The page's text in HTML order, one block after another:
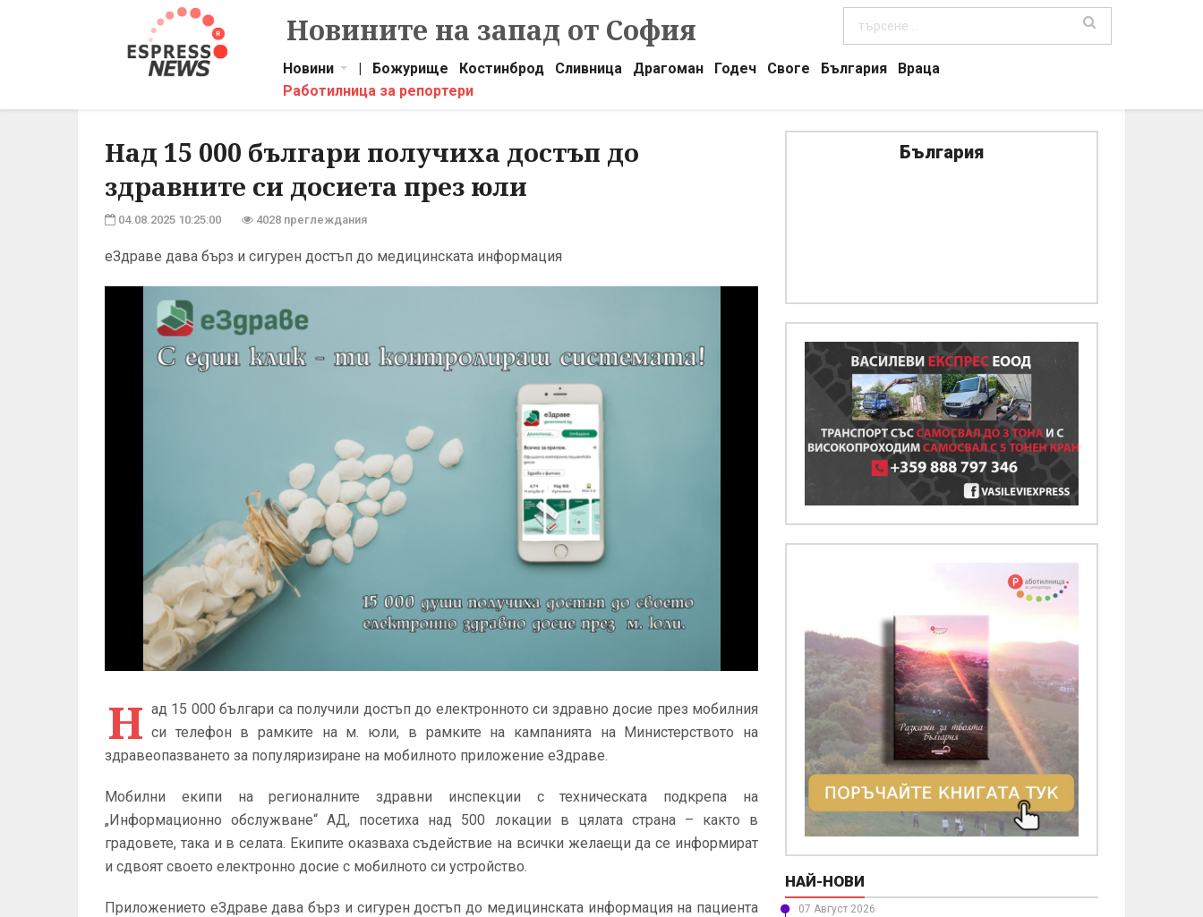
Новините на запад от София
Новини | Божурище Костинброд Сливница Драгоман Годеч Своге България
Враца
Работилница за репортери
Над 15 000 българи получиха достъп до
здравните си досиета през юли
04.08.2025 10:25:00 4028 преглеждания
еЗдраве дава бърз и сигурен достъп до медицинската информация
Н ад 15 000 българи са получили достъп до електронното си здравно досие през мобилния
си телефон в рамките на м. юли, в рамките на кампанията на Министерството на
здравеопазването за популяризиране на мобилното приложение еЗдраве.
Мобилни екипи на регионалните здравни инспекции с техническата подкрепа на
„Информационно обслужване“ АД, посетиха над 500 локации в цялата страна – както в
градовете, така и в селата. Екипите оказваха съдействие на всички желаещи да се информират
и сдвоят своето електронно досие с мобилното си устройство.
Приложението еЗдраве дава бърз и сигурен достъп до медицинската информация на пациента
България
НАЙ-НОВИ
07 Август 2026